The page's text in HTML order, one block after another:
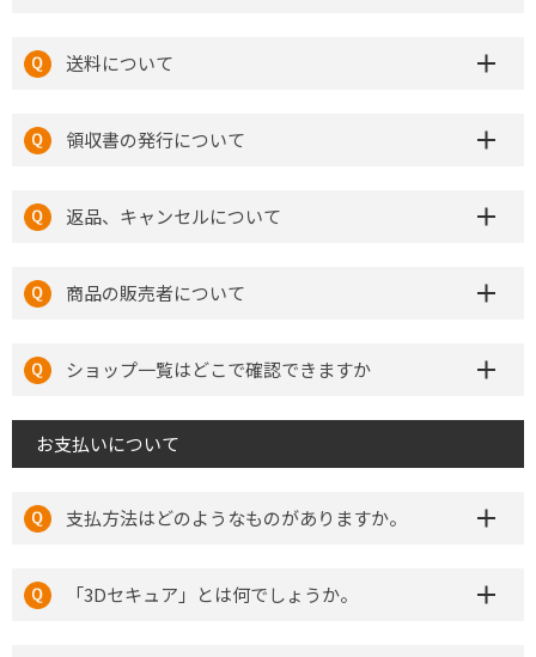
送料について
領収書の発行について
返品、キャンセルについて
商品の販売者について
ショップ一覧はどこで確認できますか
お支払いについて
支払方法はどのようなものがありますか。
「3Dセキュア」とは何でしょうか。